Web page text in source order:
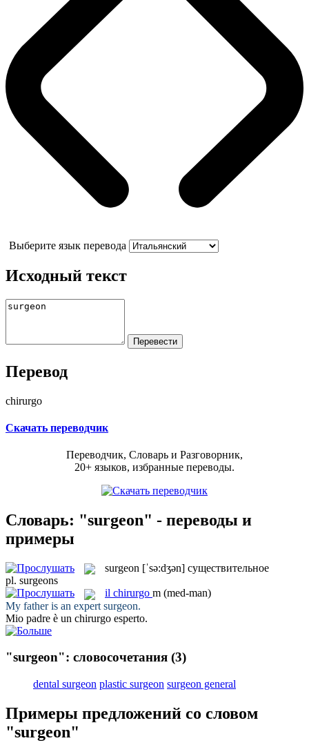
Выберите язык перевода
Исходный текст
Перевод
chirurgo
Скачать переводчик
Переводчик, Словарь и Разговорник,
20+ языков, избранные переводы.
Словарь: "surgeon" - переводы и
примеры
surgeon [ˈsə:dʒən] существительное
pl. surgeons
il chirurgo m (med-man)
My father is an expert surgeon.
Mio padre è un chirurgo esperto.
"surgeon": словосочетания (3)
dental surgeon plastic surgeon surgeon general
Примеры предложений со словом
"surgeon"